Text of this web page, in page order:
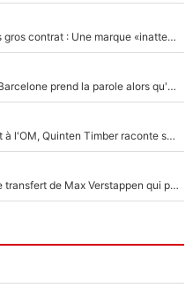
Kylian Mbappé lâche Nike pour un très gros contrat : Une marque «inattendue» va frapper très fort
Ferran Torres a dit oui au PSG : Le FC Barcelone prend la parole alors qu'un transfert de l'attaquant espagnol prend forme
En plein cauchemar après son transfert à l'OM, Quinten Timber raconte ses doutes après sa signature à Marseille
F1 - Une légende de McLaren refuse le transfert de Max Verstappen qui pourrait «faire des vagues» et plomber l'ambiance dans l'équipe